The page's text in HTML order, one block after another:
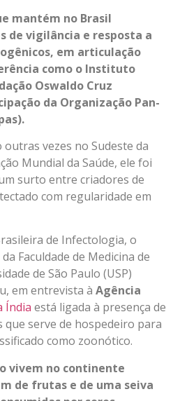
mantém no Brasil
de vigilância e resposta a
em articulação
como o Instituto
Oswaldo Cruz
da Organização Pan-
vezes no Sudeste da
Mundial da Saúde, ele foi
surto entre criadores de
com regularidade em
de Infectologia, o
Faculdade de Medicina de
de São Paulo (USP)
em entrevista à Agência
Índia está ligada à presença de
que serve de hospedeiro para
como zoonótico.
vivem no continente
de frutas e de uma seiva